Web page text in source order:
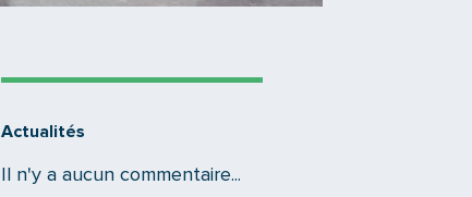
Actualités
Il n'y a aucun commentaire...